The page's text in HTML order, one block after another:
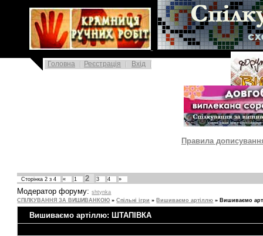
|
Головна Реєстрація Вхід
Правила
Сторінка2 з4 « 1 2 3 4 »
Модератор форуму:shtynka
СПІЛКУВАННЯ ЗА ВИШИВАНКОЮ » Спільні ігри » Вишиваємо артіллю » Вишиваємо
Вишиваємо артіллю: ШТАПІВКА